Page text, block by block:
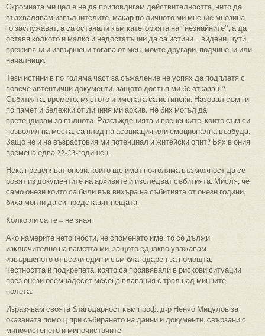
Скромната ми цел е не да приповдигам действителността, нито да
възхвалявам изпълнителите, макар по личното ми мнение мнозина
го заслужават, а са останали към категорията на “незнайните”, а да
оставя колкото и малко и недостатъчни да са истини – видени, чути,
преживяни и извършени тогава от мен, моите другари, подчинени или
началници.
Тези истини в по-голяма част за съжаление не успях да подплатя с
повече автентични документи, защото достъп ми бе отказан!?
Събитията, времето, мястото и имената са истински. Назовал съм ги
по памет и бележки от личния ми архив. Не бих могъл да
претендирам за пълнота. Разсъжденията и преценките, които съм си
позволил на места, са плод на асоциация или емоционална възбуда.
Защо не и на възрастовия ми потенциал и житейски опит? Бях в ония
времена едва 22-23-годишен.
Нека преценяват онези, които ще имат по-голяма възможност да се
ровят из документите на архивите и изследват събитията. Мисля, че
само онези които са били във вихъра на събитията от онези години,
биха могли да си представят нещата.
Колко ли са те – не зная.
Ако намерите неточности, не споменато име, то се дължи
изключително на паметта ми, защото еднакво уважавам
извършеното от всеки един и съм благодарен за помощта,
честността и подкрепата, която са проявявали в рискови ситуации
през онези осемнадесет месеца плавания с трал над минните
полета.
Изразявам своята благодарност към проф. д-р Ненчо Мицулов за
оказаната помощ при събирането на данни и документи, свързани с
миночистенето и миночистачите.